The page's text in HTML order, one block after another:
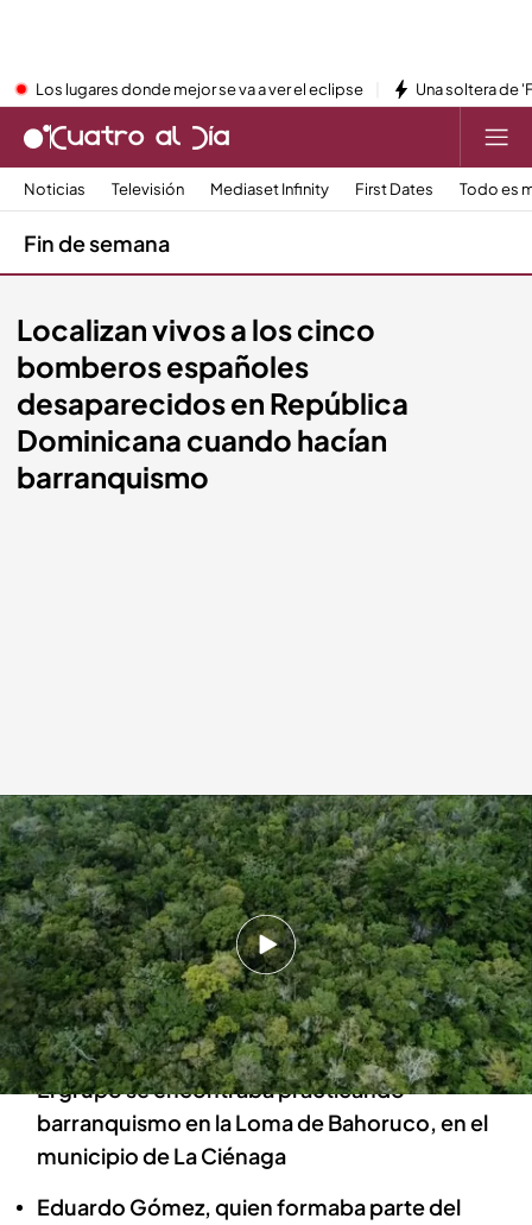
Los lugares donde mejor se va a ver el eclipse Una soltera de
Noticias Televisión Mediaset Infinity First Dates Todo es
Fin de semana
Localizan vivos a los cinco
bomberos españoles
desaparecidos en República
Dominicana cuando hacían
barranquismo
Los bomberos desaparecieron en una cañada profunda de la Loma de
Bahoruco
Cuatro al día Agencia EFE
18 NOV 2023 - 15:21h.
Los cinco bomberos españoles desaparecidos
en República Dominicana son encontrados
sanos y salvos
El grupo se encontraba practicando
barranquismo en la Loma de Bahoruco, en el
municipio de La Ciénaga
Eduardo Gómez, quien formaba parte del